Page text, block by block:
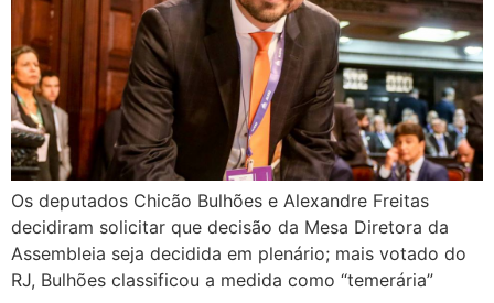
Os deputados Chicão Bulhões e Alexandre Freitas
decidiram solicitar que decisão da Mesa Diretora da
Assembleia seja decidida em plenário; mais votado do
RJ, Bulhões classificou a medida como “temerária”